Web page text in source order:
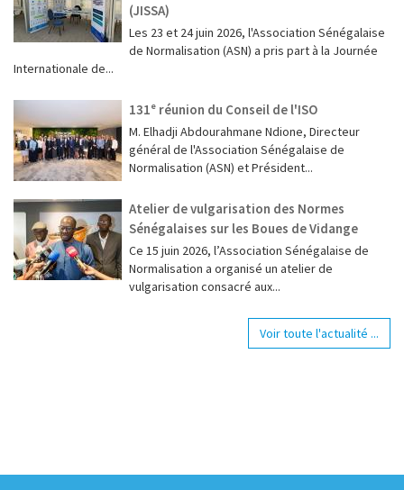
(JISSA)
‎Les 23 et 24 juin 2026, l'Association Sénégalaise
de Normalisation (ASN) a pris part à la Journée
Internationale de...
131ᵉ réunion du Conseil de l'ISO
M. Elhadji Abdourahmane Ndione, Directeur
général de l'Association Sénégalaise de
Normalisation (ASN) et Président...
Atelier de vulgarisation des Normes
Sénégalaises sur les Boues de Vidange
Ce 15 juin 2026, l’Association Sénégalaise de
Normalisation a organisé un atelier de
vulgarisation consacré aux...
Voir toute l'actualité ...